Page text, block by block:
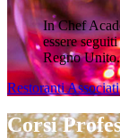
In Chef
essere
Regno Unito.
Restoranti Associati
Corsi